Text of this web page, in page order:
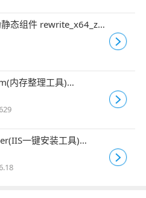
态组件 rewrite_x64_zh-
内存整理工具)
免费绿色版
一键安装工具)